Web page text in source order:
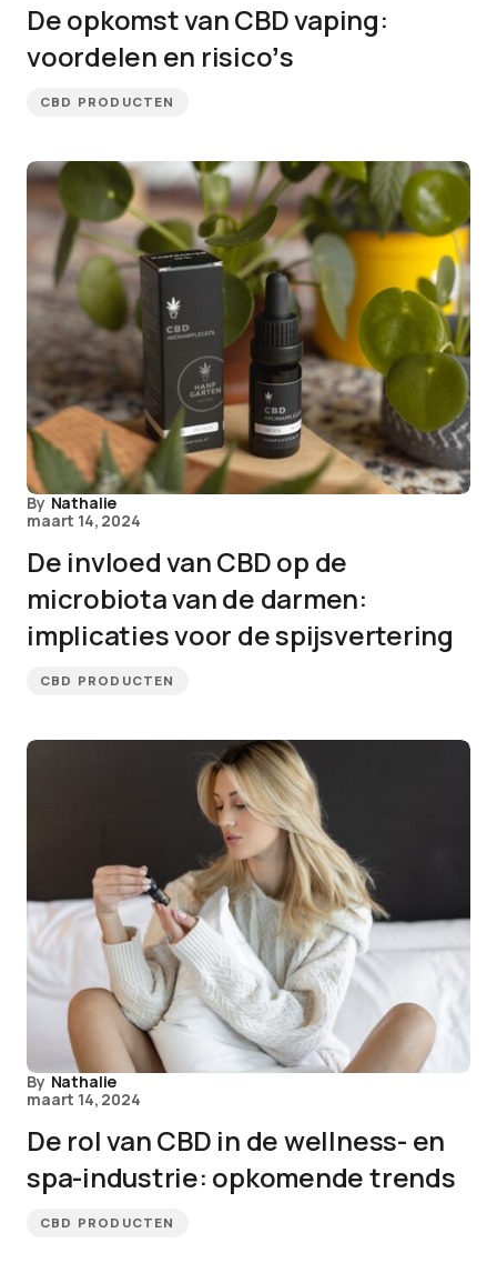
De opkomst van CBD vaping:
voordelen en risicoʼs
CBD PRODUCTEN
By Nathalie
maart 14, 2024
De invloed van CBD op de
microbiota van de darmen:
implicaties voor de spijsvertering
CBD PRODUCTEN
By Nathalie
maart 14, 2024
De rol van CBD in de wellness- en
spa-industrie: opkomende trends
CBD PRODUCTEN